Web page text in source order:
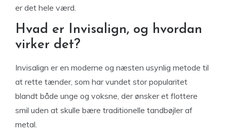
er det hele værd.
Hvad er Invisalign, og hvordan
virker det?
Invisalign er en moderne og næsten usynlig metode til
at rette tænder, som har vundet stor popularitet
blandt både unge og voksne, der ønsker et flottere
smil uden at skulle bære traditionelle tandbøjler af
metal.